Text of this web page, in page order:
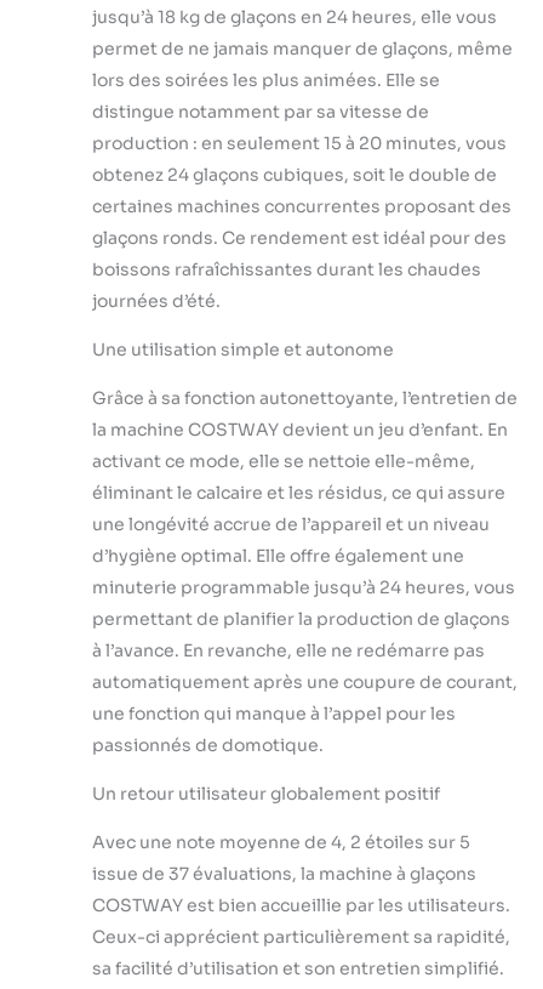
glaçons toutes les 15
minutes pour un
rendement de 18 kg
de glaçons par jour.
Elle peut stocker 1,2
kg de glaçons, l'idéal
pour satisfaire les
besoins de plusieurs
invités lors de fêtes ou
dans un café. En outre,
cette machine peut
cuisine pour gagner
【Glaçons carrés et
transparents :】Afin
glaçons carrés purs et
transparents, la
machine à glaçons est
dotée d'un
compresseur en laiton
nickelé. Vous pouvez
observer le processus
de fabrication de
glace directement,
grâce au couvercle
transparent. En outre,
vous pouvez
le temps de
fabrication de la glace
(±6 minutes
maximum) pour
ajuster l'épaisseur du
glaçon.
【Fonction
autonettoyante facile
d'utilisation :】Doté
jusqu’à 18 kg de glaçons en 24 heures, elle vous
permet de ne jamais manquer de glaçons, même
lors des soirées les plus animées. Elle se
distingue notamment par sa vitesse de
production : en seulement 15 à 20 minutes, vous
obtenez 24 glaçons cubiques, soit le double de
certaines machines concurrentes proposant des
glaçons ronds. Ce rendement est idéal pour des
boissons rafraîchissantes durant les chaudes
journées d’été.
Une utilisation simple et autonome
Grâce à sa fonction autonettoyante, l’entretien de
la machine COSTWAY devient un jeu d’enfant. En
activant ce mode, elle se nettoie elle-même,
éliminant le calcaire et les résidus, ce qui assure
une longévité accrue de l’appareil et un niveau
d’hygiène optimal. Elle offre également une
minuterie programmable jusqu’à 24 heures, vous
permettant de planifier la production de glaçons
à l’avance. En revanche, elle ne redémarre pas
automatiquement après une coupure de courant,
une fonction qui manque à l’appel pour les
passionnés de domotique.
Un retour utilisateur globalement positif
Avec une note moyenne de 4, 2 étoiles sur 5
issue de 37 évaluations, la machine à glaçons
COSTWAY est bien accueillie par les utilisateurs.
Ceux-ci apprécient particulièrement sa rapidité,
sa facilité d’utilisation et son entretien simplifié.